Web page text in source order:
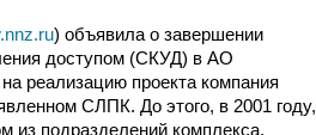
) объявила о завершении
доступом (СКУД) в АО
реализацию проекта компания
СЛПК. До этого, в 2001 году,
из подразделений комплекса.